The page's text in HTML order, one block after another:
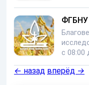
с 08:00
← назад вперёд →